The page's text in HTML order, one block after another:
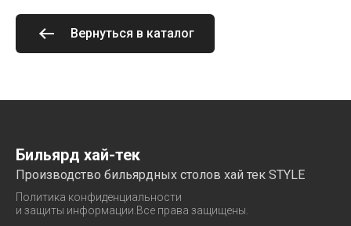
Вернуться в каталог
Бильярд хай-тек
Производство бильярдных столов хай тек STYLE
Политика конфиденциальности
и защиты информации.Все права защищены.